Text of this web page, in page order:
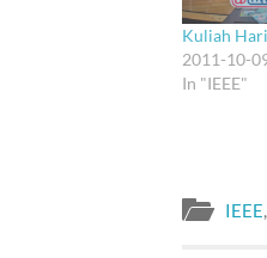
Kuliah
2011-10-
In "IEEE"
IEEE,